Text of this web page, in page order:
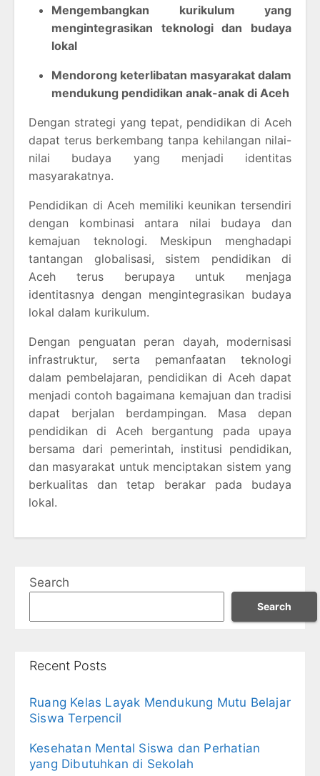
Mengembangkan kurikulum yang
mengintegrasikan teknologi dan budaya
lokal
Mendorong keterlibatan masyarakat dalam
mendukung pendidikan anak-anak di Aceh
Dengan strategi yang tepat, pendidikan di Aceh
dapat terus berkembang tanpa kehilangan nilai-
nilai budaya yang menjadi identitas
masyarakatnya.
Pendidikan di Aceh memiliki keunikan tersendiri
dengan kombinasi antara nilai budaya dan
kemajuan teknologi. Meskipun menghadapi
tantangan globalisasi, sistem pendidikan di
Aceh terus berupaya untuk menjaga
identitasnya dengan mengintegrasikan budaya
lokal dalam kurikulum.
Dengan penguatan peran dayah, modernisasi
infrastruktur, serta pemanfaatan teknologi
dalam pembelajaran, pendidikan di Aceh dapat
menjadi contoh bagaimana kemajuan dan tradisi
dapat berjalan berdampingan. Masa depan
pendidikan di Aceh bergantung pada upaya
bersama dari pemerintah, institusi pendidikan,
dan masyarakat untuk menciptakan sistem yang
berkualitas dan tetap berakar pada budaya
lokal.
Search
Search
Recent Posts
Ruang Kelas Layak Mendukung Mutu Belajar
Siswa Terpencil
Kesehatan Mental Siswa dan Perhatian
yang Dibutuhkan di Sekolah